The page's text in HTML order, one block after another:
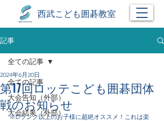
西武こども囲碁教室
記事
全ての記事
大会告知（外部）
大会結果（外部）
全ての記事
第17回ロッテこども囲碁団体
戦のお知らせ
2024年6月20日
※Dランク以上のお子様に超絶オススメ！これは楽